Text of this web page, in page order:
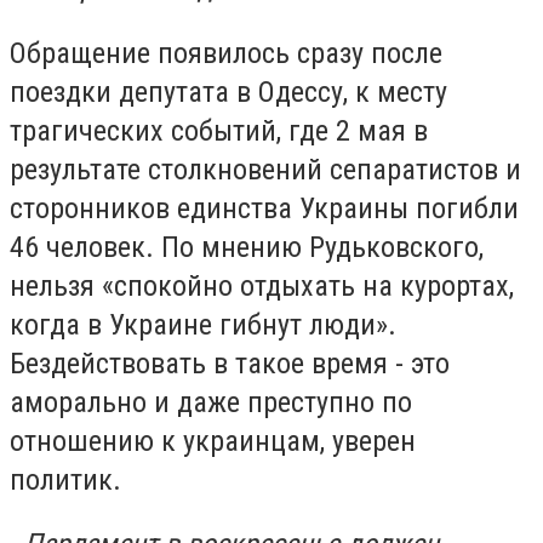
Обращение появилось сразу после
поездки депутата в Одессу, к месту
трагических событий, где 2 мая в
результате столкновений сепаратистов и
сторонников единства Украины погибли
46 человек. По мнению Рудьковского,
нельзя «спокойно отдыхать на курортах,
когда в Украине гибнут люди».
Бездействовать в такое время - это
аморально и даже преступно по
отношению к украинцам, уверен
политик.